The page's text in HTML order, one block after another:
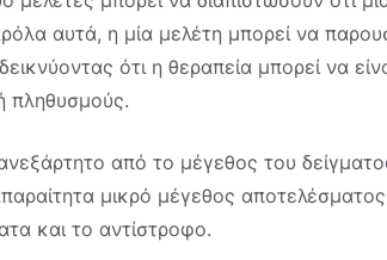
αυτά, η μία μελέτη μπορεί να
ότι η θεραπεία μπορεί να
πληθυσμούς.
από το μέγεθος του
μικρό μέγεθος
και το αντίστροφο.